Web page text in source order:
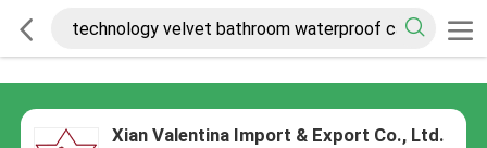
Xian Valentina Import & Export Co., Ltd.